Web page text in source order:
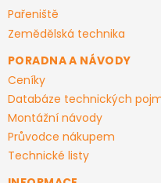
Pařeniště
Zemědělská technika
PORADNA A NÁVODY
Ceníky
Databáze technických
Montážní návody
Průvodce nákupem
Technické listy